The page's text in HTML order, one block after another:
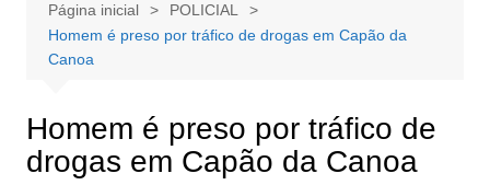
Página inicial
POLICIAL
Homem é preso por tráfico de drogas em Capão da
Canoa
Homem é preso por tráfico de
drogas em Capão da Canoa